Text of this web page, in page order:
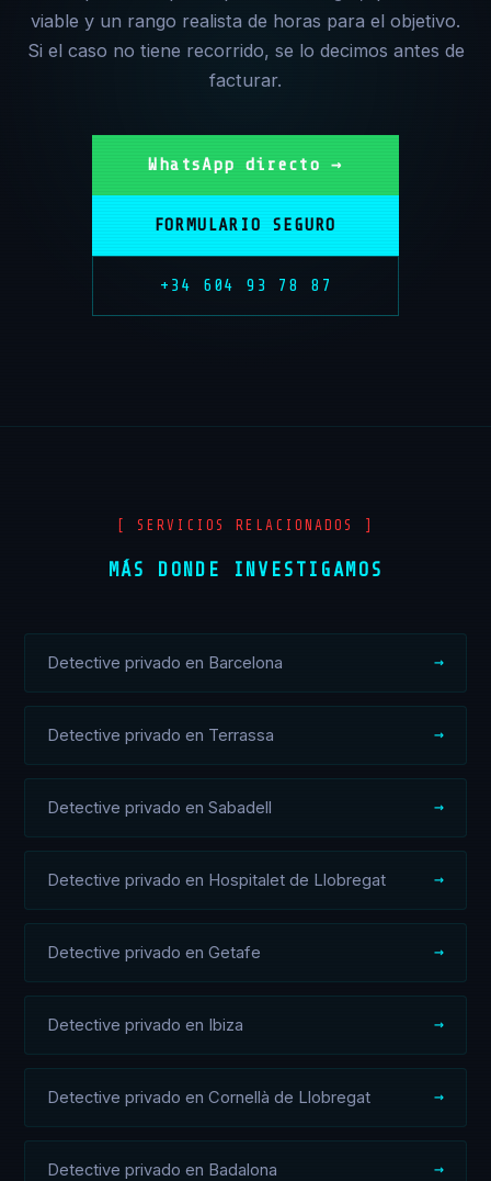
viable y un rango realista de horas para el objetivo.
Si el caso no tiene recorrido, se lo decimos antes de
facturar.
WhatsApp directo →
FORMULARIO SEGURO
+34 604 93 78 87
[ SERVICIOS RELACIONADOS ]
MÁS DONDE INVESTIGAMOS
Detective privado en Barcelona
Detective privado en Terrassa
Detective privado en Sabadell
Detective privado en Hospitalet de Llobregat
Detective privado en Getafe
Detective privado en Ibiza
Detective privado en Cornellà de Llobregat
Detective privado en Badalona